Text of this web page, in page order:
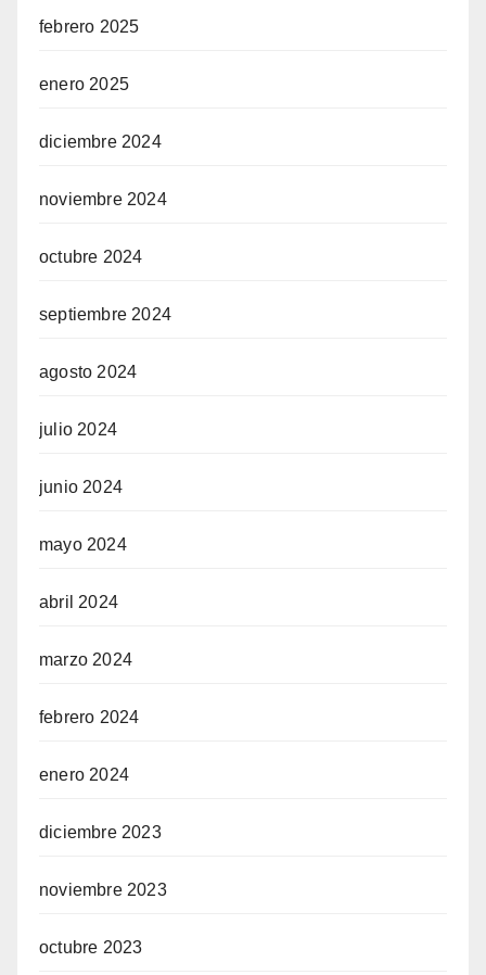
febrero 2025
enero 2025
diciembre 2024
noviembre 2024
octubre 2024
septiembre 2024
agosto 2024
julio 2024
junio 2024
mayo 2024
abril 2024
marzo 2024
febrero 2024
enero 2024
diciembre 2023
noviembre 2023
octubre 2023